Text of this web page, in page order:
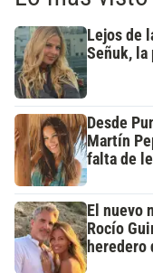
Lejos de
Señuk, la
Desde
Martín
falta de
El nuevo
Rocío